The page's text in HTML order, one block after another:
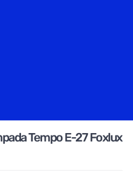
Tempo E-27 Foxlux